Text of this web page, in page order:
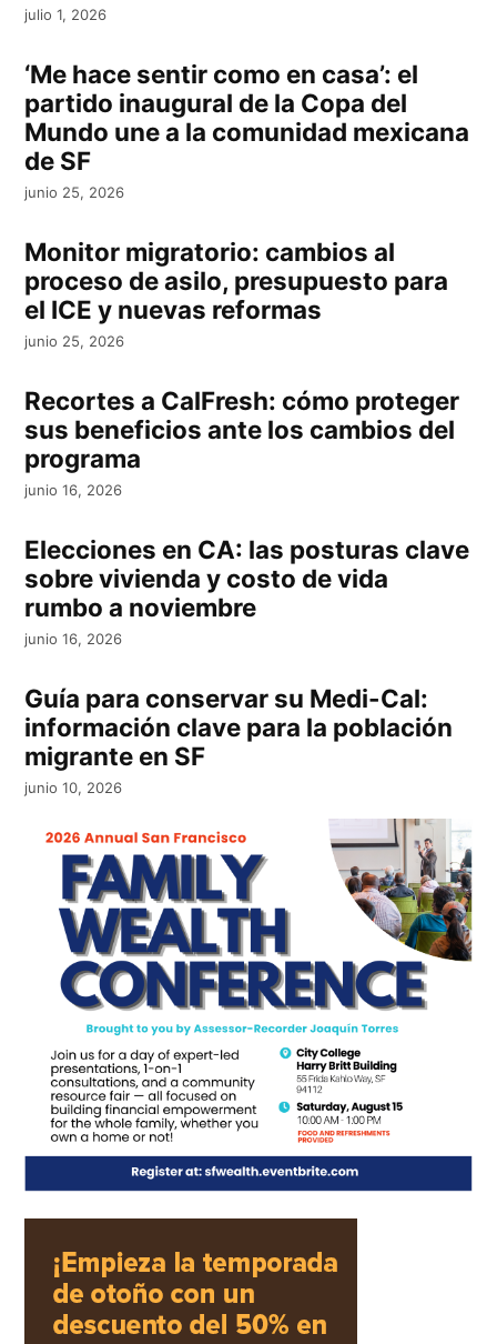
julio 1, 2026
‘Me hace sentir como en casa’: el
partido inaugural de la Copa del
Mundo une a la comunidad mexicana
de SF
junio 25, 2026
Monitor migratorio: cambios al
proceso de asilo, presupuesto para
el ICE y nuevas reformas
junio 25, 2026
Recortes a CalFresh: cómo proteger
sus beneficios ante los cambios del
programa
junio 16, 2026
Elecciones en CA: las posturas clave
sobre vivienda y costo de vida
rumbo a noviembre
junio 16, 2026
Guía para conservar su Medi-Cal:
información clave para la población
migrante en SF
junio 10, 2026